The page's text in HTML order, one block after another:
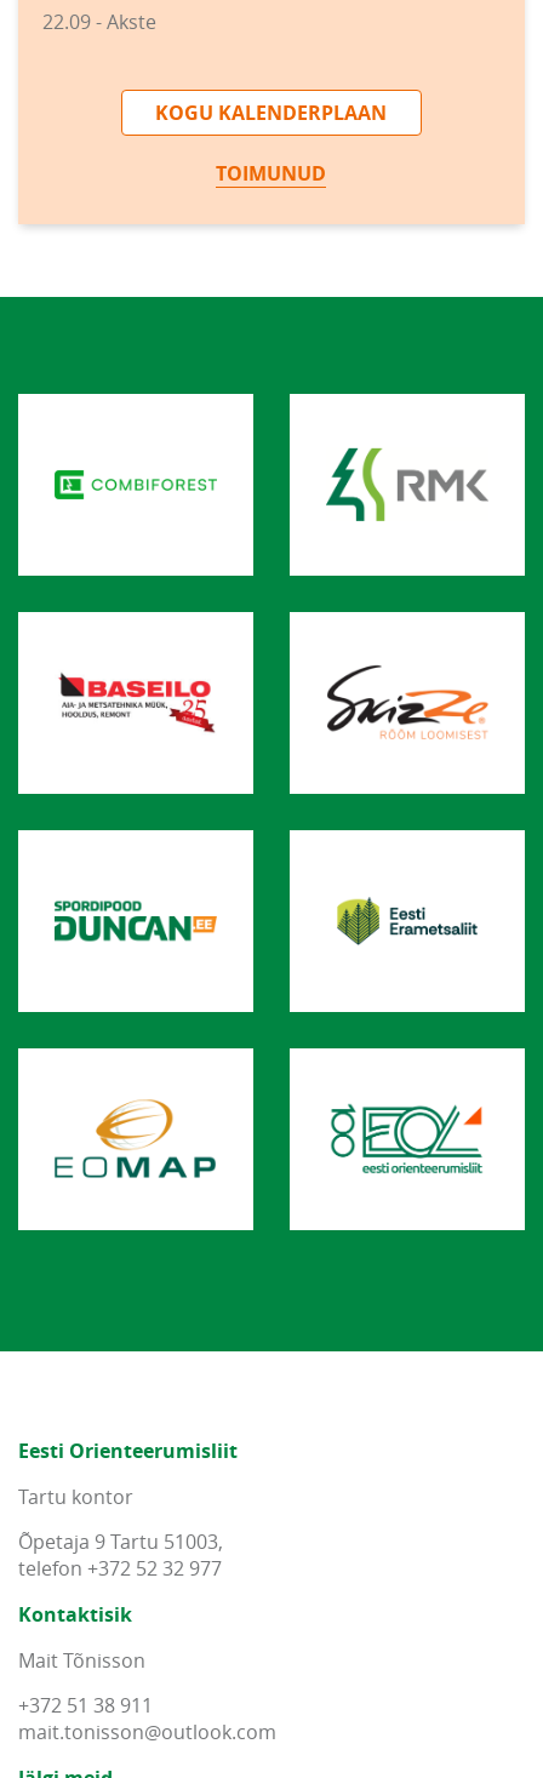
22.09 - Akste
KOGU KALENDERPLAAN
TOIMUNUD
Eesti Orienteerumisliit
Tartu kontor
Õpetaja 9 Tartu 51003,
telefon +372 52 32 977
Kontaktisik
Mait Tõnisson
+372 51 38 911
mait.tonisson@outlook.com